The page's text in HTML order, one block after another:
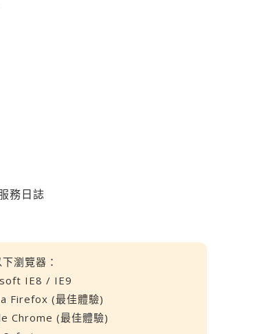
務日誌
瀏覽器：
IE8 / IE9
Firefox (最佳體驗)
Chrome (最佳體驗)